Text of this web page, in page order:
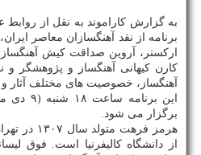
به گزارش كاراموند به نقل از
برنامه از نقد آهنگسازان معاصر
اركستر، آروین صداقت كیش
كارن كیهانی آهنگساز و پژوهشگر و
آهنگساز، خصوصیت های مختلف آثار و
این
برگزار می شود.
هرمز فرهت
از دانشگاه كالیفرنیا است. فوق